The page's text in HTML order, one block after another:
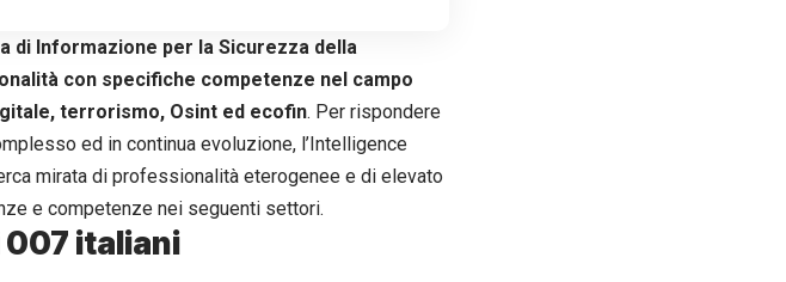
di Informazione per la Sicurezza della
con specifiche competenze nel campo
terrorismo, Osint ed ecofin. Per rispondere
ed in continua evoluzione, l’Intelligence
mirata di professionalità eterogenee e di elevato
e competenze nei seguenti settori.
007 italiani